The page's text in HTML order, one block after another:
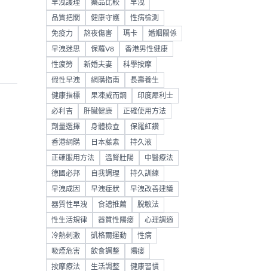
早洩護理 藥品比較 早洩
品質把關 健康守護 性病檢測
免疫力 熬夜傷害 瑪卡 婚姻關係
早洩迷思 保羅V8 香港男性健康
性疲勞 新婚夫妻 科學按摩
假性早洩 網購指南 長壽養生
健康指標 果凍威而鋼 印度犀利士
必利吉 肝臟健康 正確使用方法
劑量選擇 身體檢查 保羅紅鑽
香港網購 日本藤素 持久液
正確服用方法 溫腎壯陽 中醫療法
德國必邦 自我調理 持久訓練
早洩成因 早洩症狀 早洩改善建議
器質性早洩 食譜推薦 脫敏法
性生活規律 器質性陽痿 心理調適
冷熱刺激 凱格爾運動 性病
吸煙危害 飲食調整 陽痿
按摩療法 生活調整 健康習慣